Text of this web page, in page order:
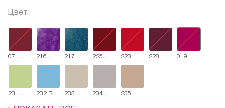
Цвет:
071
Мерло
216
Пятничный
217
План Б
225
История
223
Мулен
228
019
231
232 Блю
233
234
235